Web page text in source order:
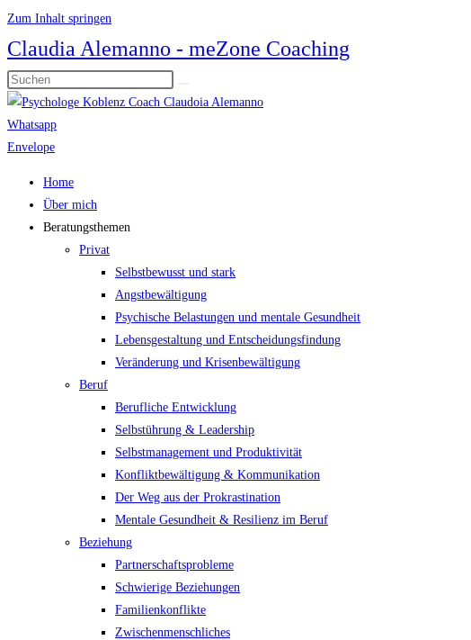
Zum Inhalt springen
Claudia Alemanno - meZone Coaching
Whatsapp
Envelope
Home
Über mich
Beratungsthemen
Privat
Selbstbewusst und stark
Angstbewältigung
Psychische Belastungen und mentale Gesundheit
Lebensgestaltung und Entscheidungsfindung
Veränderung und Krisenbewältigung
Beruf
Berufliche Entwicklung
Selbstührung & Leadership
Selbstmanagement und Produktivität
Konfliktbewältigung & Kommunikation
Der Weg aus der Prokrastination
Mentale Gesundheit & Resilienz im Beruf
Beziehung
Partnerschaftsprobleme
Schwierige Beziehungen
Familienkonflikte
Zwischenmenschliches